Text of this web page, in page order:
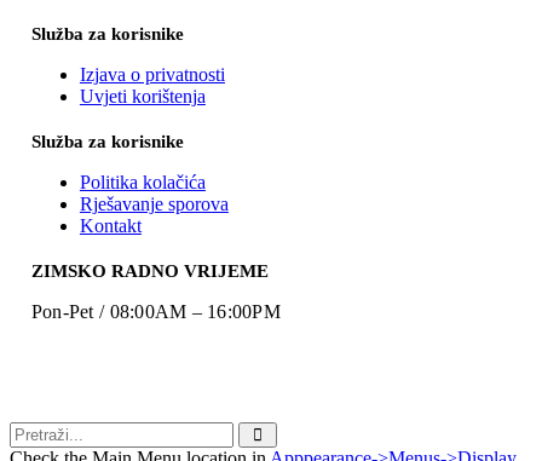
Služba za korisnike
Izjava o privatnosti
Uvjeti korištenja
Služba za korisnike
Politika kolačića
Rješavanje sporova
Kontakt
ZIMSKO RADNO VRIJEME
Pon-Pet / 08:00AM – 16:00PM